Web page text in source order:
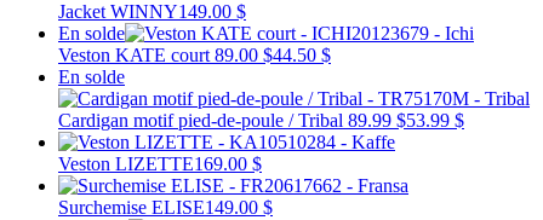
Jacket WINNY149.00 $
En solde
Veston KATE court 89.00 $44.50 $
En solde
Cardigan motif pied-de-poule / Tribal 89.99 $53.99 $
Veston LIZETTE169.00 $
Surchemise ELISE149.00 $